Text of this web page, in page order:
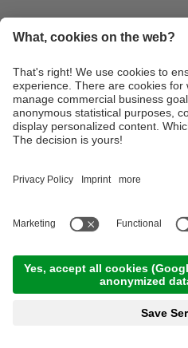
Trailtour light am
Trailtour
Bike Shop Naturns
Panorama Trailtour
09:30 Uhr
38.00 km
Bike Shop Naturns
Panorama Trailtour
34.00 km,